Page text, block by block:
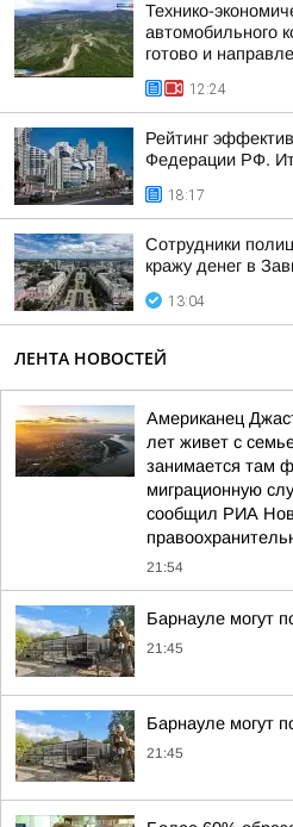
Технико-
автомобильного
готово и
12:24
Рейтинг
Федерации РФ.
18:17
Сотрудники
кражу денег в
13:04
ЛЕНТА НОВОСТЕЙ
Американец
лет живет с
занимается там
миграционную
сообщил РИА
21:54
Барнауле могут
21:45
Барнауле могут
21:45